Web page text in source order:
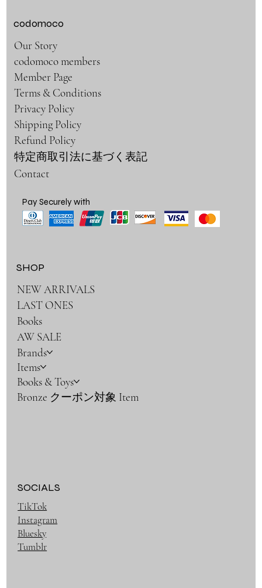
codomoco
Our Story
codomoco members
Member Page
Terms & Conditions
Privacy Policy
Shipping Policy
Refund Policy
特定商取引法に基づく表記
Contact
SHOP
NEW ARRIVALS
LAST ONES
Books
AW SALE
Brands
Items
Books & Toys
Bronze クーポン対象 Item
SOCIALS
TikTok
Instagram
Bluesky
Tumblr
Pay Securely with